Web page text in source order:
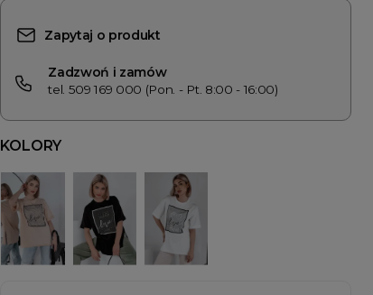
Zapytaj o produkt
Zadzwoń i zamów
tel. 509 169 000 (Pon. - Pt. 8:00 - 16:00)
KOLORY